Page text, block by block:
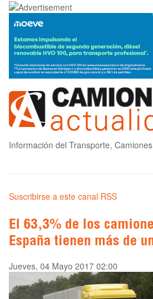
Información del Transporte,
Suscribirse a este canal RSS
El 63,3% de los
España tienen más de
Jueves, 04 Mayo 2017 02:00